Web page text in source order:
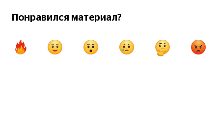
Понравился материал?